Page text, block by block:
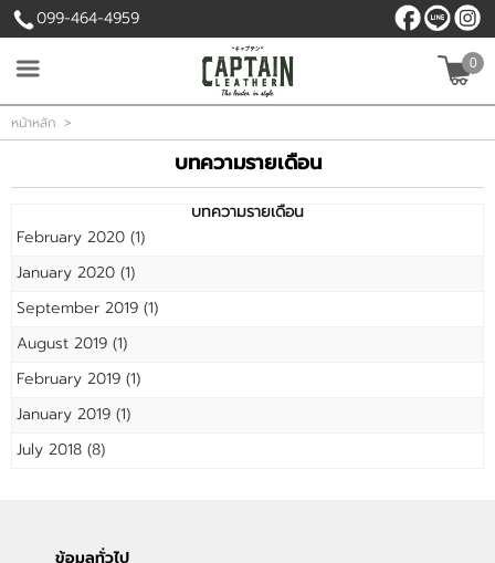
เข้าสู่ระบบ สมัครสมาชิก
สินค้าที่สนใจ
( 0 )
หน้าหลัก
สินค้า
เนื้อหา
บัญชีผู้ใช้
099-464-4959
0
หน้าหลัก >
บทความรายเดือน
บทความรายเดือน
February 2020 (1)
January 2020 (1)
September 2019 (1)
August 2019 (1)
February 2019 (1)
January 2019 (1)
July 2018 (8)
ข้อมูลทั่วไป